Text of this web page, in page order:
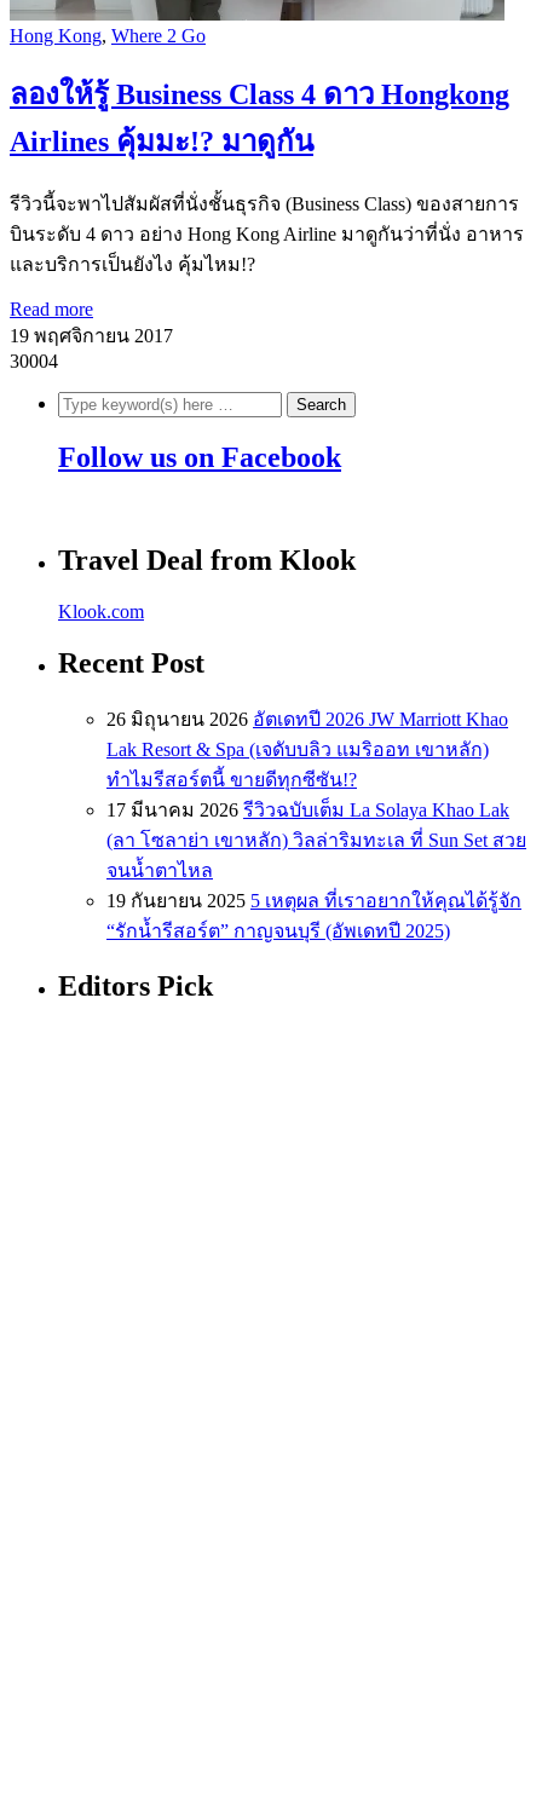
Hong Kong, Where 2 Go
ลองให้รู้ Business Class 4 ดาว Hongkong
Airlines คุ้มมะ!? มาดูกัน
รีวิวนี้จะพาไปสัมผัสที่นั่งชั้นธุรกิจ (Business Class) ของสายการ
บินระดับ 4 ดาว อย่าง Hong Kong Airline มาดูกันว่าที่นั่ง อาหาร
และบริการเป็นยังไง คุ้มไหม!?
Read more
19 พฤศจิกายน 2017
30004
Follow us on Facebook
Travel Deal from Klook
Klook.com
Recent Post
26 มิถุนายน 2026 อัตเดทปี 2026 JW Marriott Khao
Lak Resort & Spa (เจดับบลิว แมริออท เขาหลัก)
ทำไมรีสอร์ตนี้ ขายดีทุกซีซัน!?
17 มีนาคม 2026 รีวิวฉบับเต็ม La Solaya Khao Lak
(ลา โซลาย่า เขาหลัก) วิลล่าริมทะเล ที่ Sun Set สวย
จนน้ำตาไหล
19 กันยายน 2025 5 เหตุผล ที่เราอยากให้คุณได้รู้จัก
“รักน้ำรีสอร์ต” กาญจนบุรี (อัพเดทปี 2025)
Editors Pick